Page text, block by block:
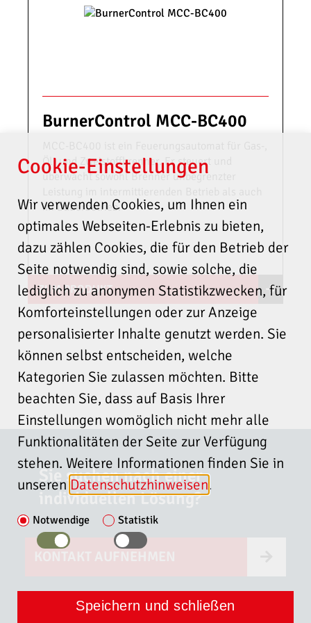
Brennermanagementsysteme und Zubehör -
Weitere Downloads finden Sie im
BurnerControl MCC-BC400
Öl- und Zweistoffbrenner. Er steuert und
überwacht sowohl Brenner unbegrenzter
im Dauerbetrieb.
ZUM PRODUKT
Sie suchen nach einer
individuellen Lösung?
Cookie-Einstellungen
Wir verwenden Cookies, um Ihnen ein
optimales Webseiten-Erlebnis zu bieten,
dazu zählen Cookies, die für den Betrieb der
Seite notwendig sind, sowie solche, die
lediglich zu anonymen Statistikzwecken, für
Komforteinstellungen oder zur Anzeige
personalisierter Inhalte genutzt werden. Sie
können selbst entscheiden, welche
Kategorien Sie zulassen möchten. Bitte
beachten Sie, dass auf Basis Ihrer
Einstellungen womöglich nicht mehr alle
Funktionalitäten der Seite zur Verfügung
stehen. Weitere Informationen finden Sie in
unseren Datenschutzhinweisen.
Notwendige Statistik
Speichern und schließen